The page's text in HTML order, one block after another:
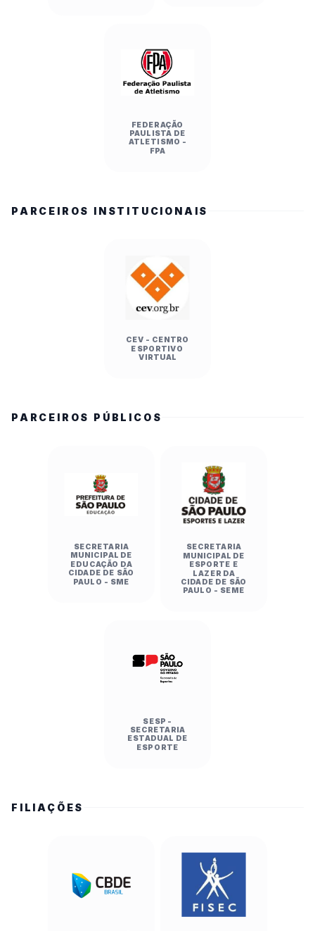
FEDERAÇÃO
PAULISTA DE
ATLETISMO -
FPA
PARCEIROS INSTITUCIONAIS
CEV - CENTRO
ESPORTIVO
VIRTUAL
PARCEIROS PÚBLICOS
SECRETARIA
MUNICIPAL DE
EDUCAÇÃO DA
CIDADE DE SÃO
PAULO - SME
SECRETARIA
MUNICIPAL DE
ESPORTE E
LAZER DA
CIDADE DE SÃO
PAULO - SEME
SESP -
SECRETARIA
ESTADUAL DE
ESPORTE
FILIAÇÕES